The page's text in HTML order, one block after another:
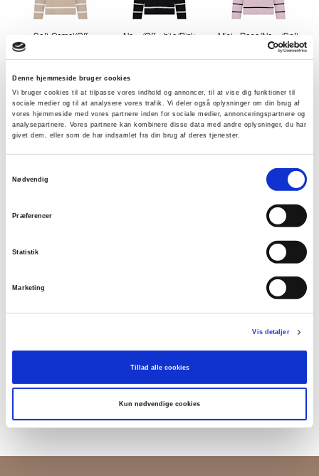
Denne hjemmeside bruger cookies
Vi bruger cookies til at tilpasse vores indhold og annoncer, til at vise dig funktioner til
sociale medier og til at analysere vores trafik. Vi deler også oplysninger om din brug af
vores hjemmeside med vores partnere inden for sociale medier, annonceringspartnere og
analysepartnere. Vores partnere kan kombinere disse data med andre oplysninger, du har
givet dem, eller som de har indsamlet fra din brug af deres tjenester.
Nødvendig
Præferencer
Statistik
Marketing
Vis detaljer
Tillad alle cookies
Kun nødvendige cookies
Soft Camel/Off
Navy/Off white/Pink
Misty Rose/Navy/Soft
Camel
Vælg Størrelse
XS S M L XL XXL
Få på lager
000001820014902331801
Returner i vores butikker